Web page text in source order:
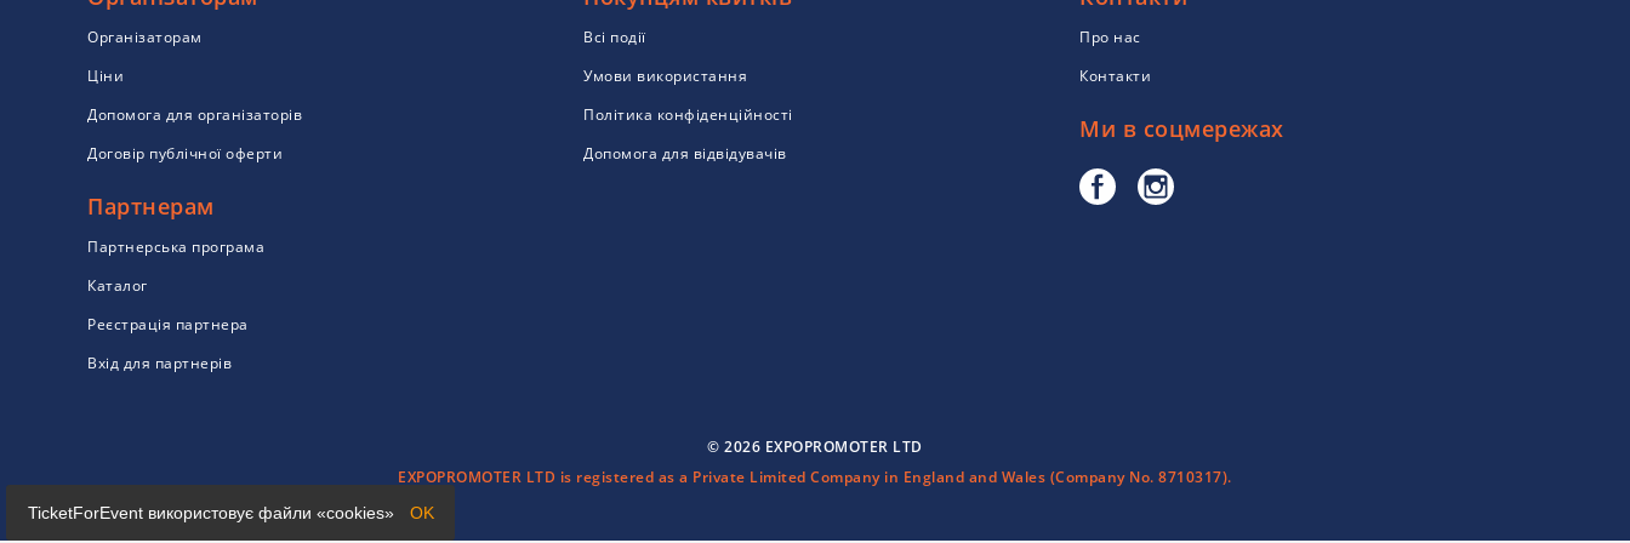
TicketForEvent використовує файли «cookies» OK
Організаторам
Ціни
Допомога для організаторів
Договір публічної оферти
Партнерам
Партнерська програма
Каталог
Реєстрація партнера
Вхід для партнерів
Всі події
Умови використання
Політика конфіденційності
Допомога для відвідувачів
Про нас
Контакти
Ми в соцмережах
© 2026 EXPOPROMOTER LTD
EXPOPROMOTER LTD is registered as a Private Limited Company in England and Wales (Company No. 8710317).